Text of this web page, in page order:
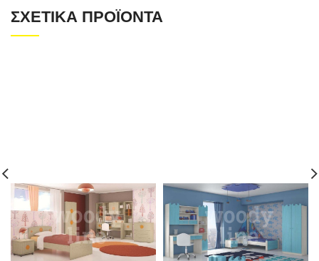
ΣΧΕΤΙΚΆ ΠΡΟΪΌΝΤΑ